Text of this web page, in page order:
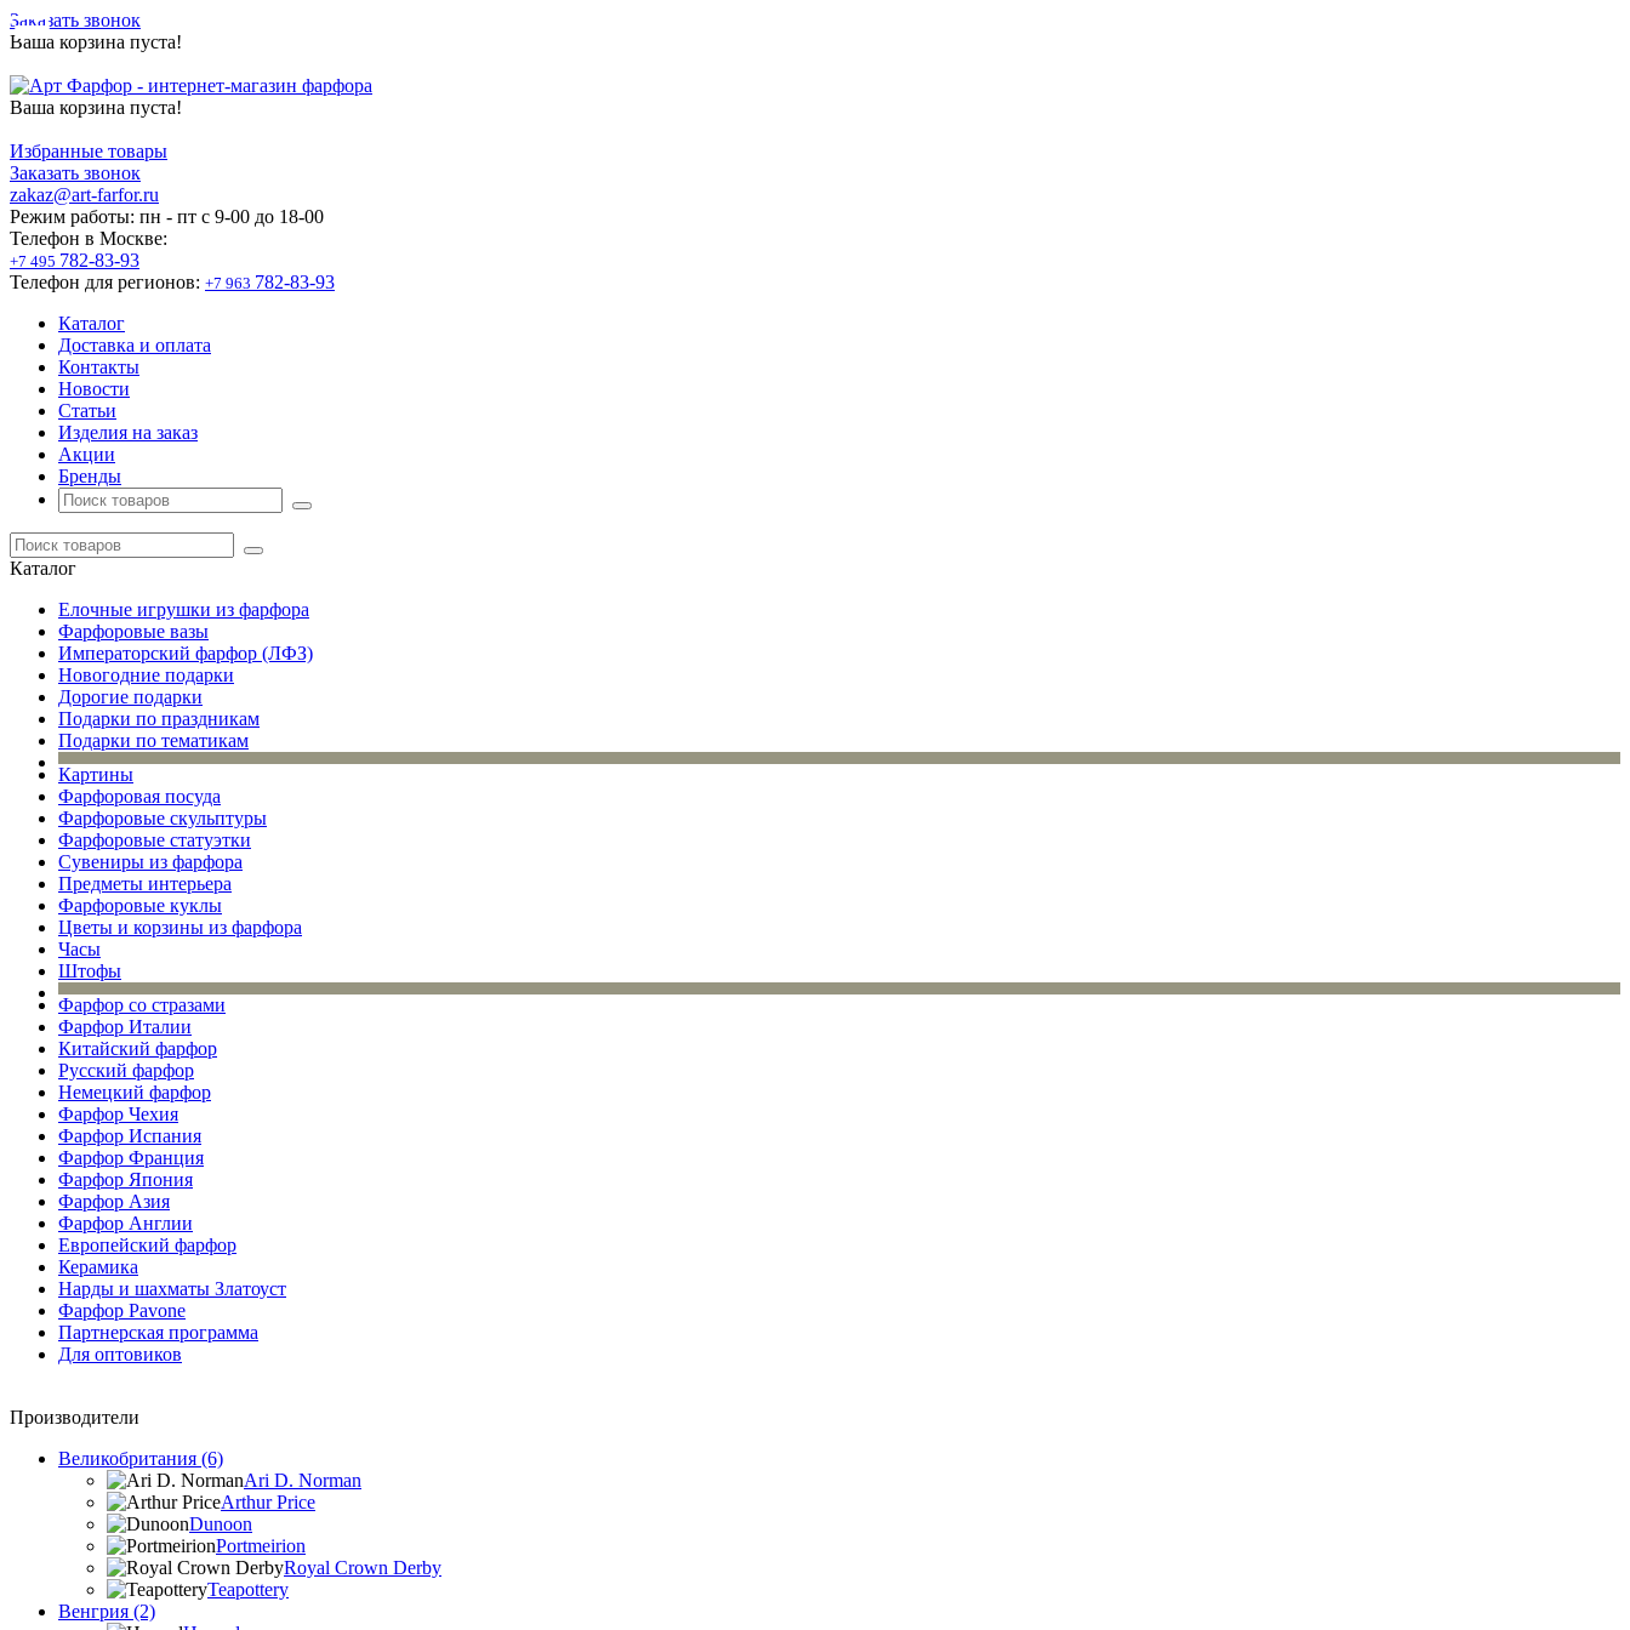
Заказать звонок
Ваша корзина пуста!
Ваша корзина пуста!
Избранные товары
Заказать звонок
zakaz@art-farfor.ru
Режим работы: пн - пт c 9-00 до 18-00
Телефон в Москве:
+7 495 782-83-93
Телефон для регионов: +7 963 782-83-93
Каталог
Доставка и оплата
Контакты
Новости
Статьи
Изделия на заказ
Акции
Бренды
Каталог
Елочные игрушки из фарфора
Фарфоровые вазы
Императорский фарфор (ЛФЗ)
Новогодние подарки
Дорогие подарки
Подарки по праздникам
Подарки по тематикам
Картины
Фарфоровая посуда
Фарфоровые скульптуры
Фарфоровые статуэтки
Сувениры из фарфора
Предметы интерьера
Фарфоровые куклы
Цветы и корзины из фарфора
Часы
Штофы
Фарфор со стразами
Фарфор Италии
Китайский фарфор
Русский фарфор
Немецкий фарфор
Фарфор Чехия
Фарфор Испания
Фарфор Франция
Фарфор Япония
Фарфор Азия
Фарфор Англии
Европейский фарфор
Керамика
Нарды и шахматы Златоуст
Фарфор Pavone
Партнерская программа
Для оптовиков
Производители
Великобритания (6)
Ari D. Norman
Arthur Price
Dunoon
Portmeirion
Royal Crown Derby
Teapottery
Венгрия (2)